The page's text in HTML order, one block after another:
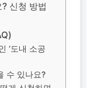
신청 방법
‘도내 소공
수 있나요?